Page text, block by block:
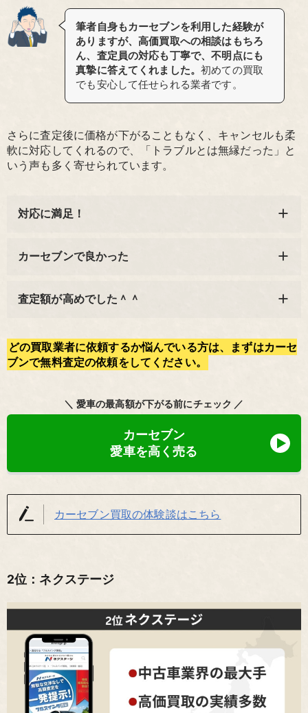
筆者自身もカーセブンを利用した経験が
ありますが、高価買取への相談はもちろ
ん、査定員の対応も丁寧で、不明点にも
真摯に答えてくれました。初めての買取
でも安心して任せられる業者です。
さらに査定後に価格が下がることもなく、キャンセルも柔
軟に対応してくれるので、「トラブルとは無縁だった」と
いう声も多く寄せられています。
対応に満足！
カーセブンで良かった
査定額が高めでした＾＾
どの買取業者に依頼するか悩んでいる方は、まずはカーセ
ブンで無料査定の依頼をしてください。
＼ 愛車の最高額が下がる前にチェック ／
カーセブン
愛車を高く売る
カーセブン買取の体験談はこちら
2位：ネクステージ